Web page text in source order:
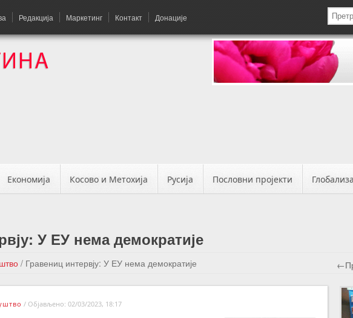
Редакција Маркетинг Контакт Донације
Економија Косово и Метохија Русија Пословни пројекти
У ЕУ нема демократије
/ Гравениц интервју: У ЕУ нема демократије
/ Објављено: 02/03/2023, 18:17